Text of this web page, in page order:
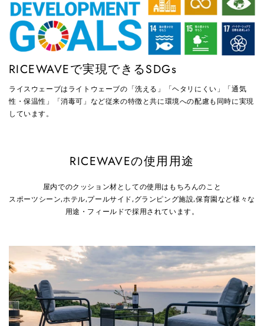
RICEWAVEで実現できるSDGs
ライスウェーブはライトウェーブの「洗える」「ヘタリにくい」「通気
性・保温性」「消毒可」など従来の特徴と共に環境への配慮も同時に実現
しています。
RICEWAVEの使用用途
屋内でのクッション材としての使用はもちろんのこと
スポーツシーン,ホテル,プールサイド,グランピング施設,保育園など様々な
用途・フィールドで採用されています。